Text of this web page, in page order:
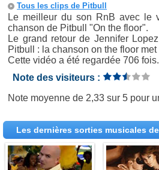
Tous les clips de Pitbull
Le meilleur du son RnB avec le
chanson de Pitbull "On the floor".
Le grand retour de Jennifer
Pitbull : la chanson on the floor
Cette vidéo a été regardée 706 fois.
Note des visiteurs :
Note moyenne de 2,33 sur5 pour
Les dernières sorties musicales